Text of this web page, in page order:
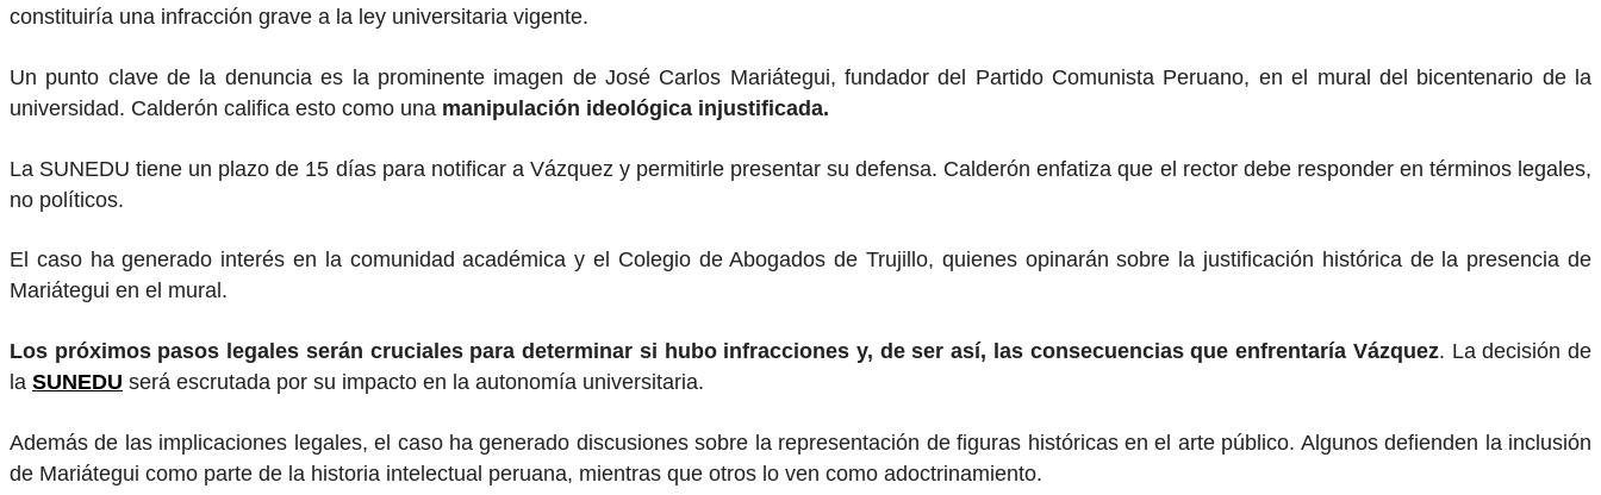
constituiría una infracción grave a la ley universitaria vigente.
Un punto clave de la denuncia es la prominente imagen de José Carlos Mariátegui, fundador del Partido Comunista Peruano, en el mural del bicentenario de la
universidad. Calderón califica esto como una manipulación ideológica injustificada.
La SUNEDU tiene un plazo de 15 días para notificar a Vázquez y permitirle presentar su defensa. Calderón enfatiza que el rector debe responder en términos legales,
no políticos.
El caso ha generado interés en la comunidad académica y el Colegio de Abogados de Trujillo, quienes opinarán sobre la justificación histórica de la presencia de
Mariátegui en el mural.
Los próximos pasos legales serán cruciales para determinar si hubo infracciones y, de ser así, las consecuencias que enfrentaría Vázquez. La decisión de
la SUNEDU será escrutada por su impacto en la autonomía universitaria.
Además de las implicaciones legales, el caso ha generado discusiones sobre la representación de figuras históricas en el arte público. Algunos defienden la inclusión
de Mariátegui como parte de la historia intelectual peruana, mientras que otros lo ven como adoctrinamiento.